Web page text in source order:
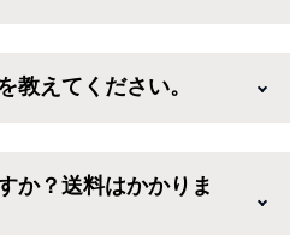
トに商品を入れた後、ログイ
教えてください。
セットから、季節・空調家
まで、幅広く中古家電を取り
か？送料はかかりま